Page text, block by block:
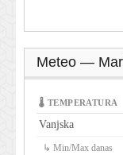
Meteo —
🌡 TEMPERATURA
Vanjska
↳ Min/Max danas